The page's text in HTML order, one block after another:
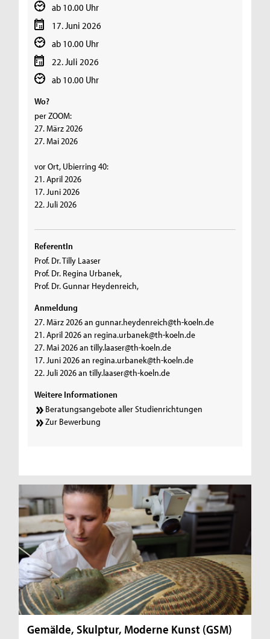
ab 10.00 Uhr
17. Juni 2026
ab 10.00 Uhr
22. Juli 2026
ab 10.00 Uhr
Wo?
per ZOOM:
27. März 2026
27. Mai 2026
vor Ort, Ubierring 40:
21. April 2026
17. Juni 2026
22. Juli 2026
ReferentIn
Prof. Dr. Tilly Laaser
Prof. Dr. Regina Urbanek,
Prof. Dr. Gunnar Heydenreich,
Anmeldung
27. März 2026 an gunnar.heydenreich@th-koeln.de
21. April 2026 an regina.urbanek@th-koeln.de
27. Mai 2026 an tilly.laaser@th-koeln.de
17. Juni 2026 an regina.urbanek@th-koeln.de
22. Juli 2026 an tilly.laaser@th-koeln.de
Weitere Informationen
Beratungsangebote aller Studienrichtungen
Zur Bewerbung
Gemälde, Skulptur, Moderne Kunst (GSM)